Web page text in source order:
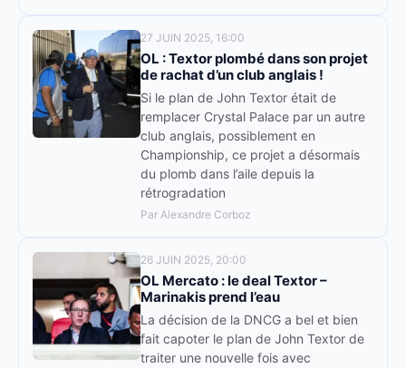
27 JUIN 2025, 16:00
OL : Textor plombé dans son projet
de rachat d’un club anglais !
Si le plan de John Textor était de
remplacer Crystal Palace par un autre
club anglais, possiblement en
Championship, ce projet a désormais
du plomb dans l’aile depuis la
rétrogradation
Par Alexandre Corboz
26 JUIN 2025, 20:00
OL Mercato : le deal Textor –
Marinakis prend l’eau
La décision de la DNCG a bel et bien
fait capoter le plan de John Textor de
traiter une nouvelle fois avec